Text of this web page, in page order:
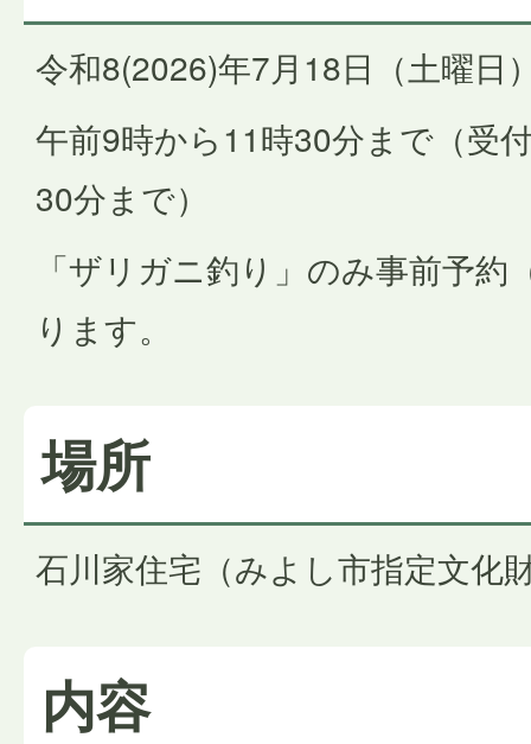
令和8(2026)年7月18日（土曜日
午前9時から11時30分まで（受
30分まで）
「ザリガニ釣り」のみ事前予
ります。
場所
石川家住宅（みよし市指定文化
内容